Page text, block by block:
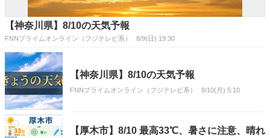
【神奈川県】8/10の天気予報
FNNプライムオンライン（フジテレビ系） 8/9(日) 19:30
【神奈川県】8/10の天気予報
FNNプライムオンライン（フジテレビ系） 8/10(月) 5:10
【厚木市】8/10 最高33℃、暑さに注意、晴れ